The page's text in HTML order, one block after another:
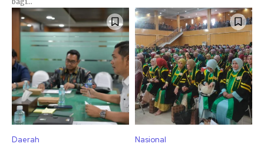
Daerah Nasional